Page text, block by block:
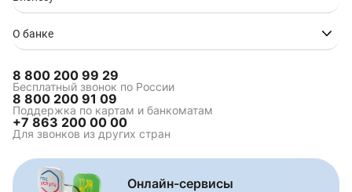
О банке
8 800 200 99 29
Бесплатный звонок по России
8 800 200 91 09
Поддержка по картам и банкоматам
+7 863 200 00 00
Для звонков из других стран
Онлайн-сервисы